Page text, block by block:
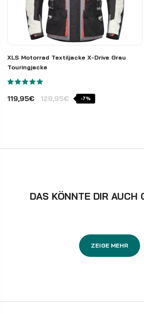
XLS Motorrad Textiljacke X-Drive Grau
Touringjacke
119,95€ 129,95€ -7%
DAS KÖNNTE DIR AUCH
ZEIGE MEHR